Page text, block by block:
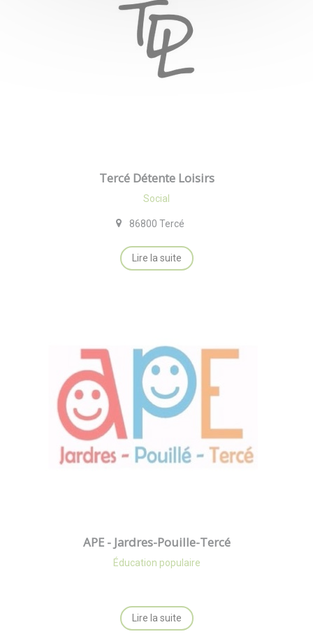
Tercé Détente Loisirs
Social
86800 Tercé
Lire la suite
APE - Jardres-Pouille-Tercé
Éducation populaire
Lire la suite